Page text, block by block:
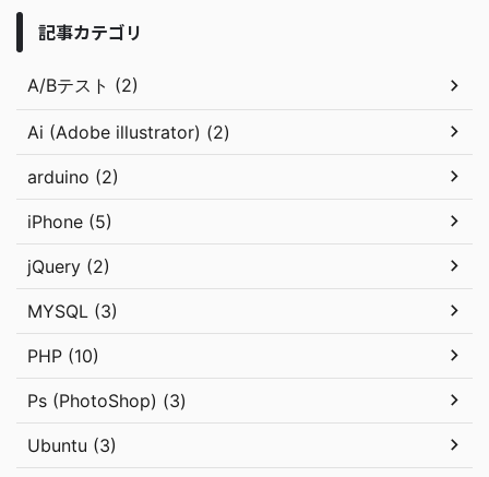
記事カテゴリ
A/Bテスト (2)
Ai (Adobe illustrator) (2)
arduino (2)
iPhone (5)
jQuery (2)
MYSQL (3)
PHP (10)
Ps (PhotoShop) (3)
Ubuntu (3)